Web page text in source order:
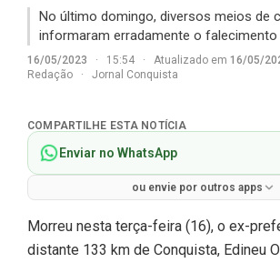
No último domingo, diversos meios de
informaram erradamente o
16/05/2023 · 15:54 · Atualizado em 16/05/
Redação
· Jornal Conquista
COMPARTILHE ESTA NOTÍCIA
Enviar no WhatsApp
ou envie por outros apps
Morreu nesta terça-feira (16), o ex-
distante 133 km de Conquista, Edineu